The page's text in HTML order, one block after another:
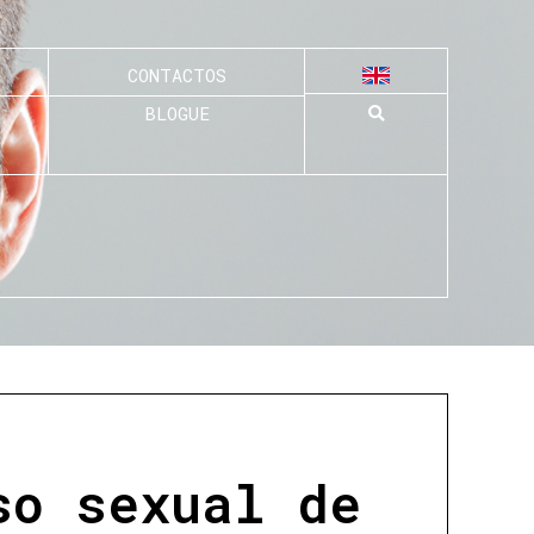
CONTACTOS
BLOGUE
sexual de